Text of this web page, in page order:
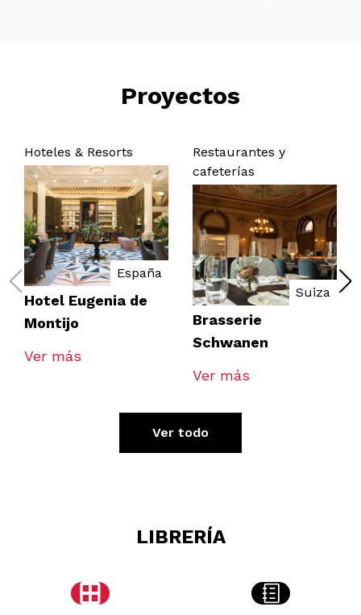
Proyectos
Hoteles & Resorts
España
Hotel Eugenia de
Montijo
Ver más
Restaurantes y
cafeterías
Suiza
Brasserie
Schwanen
Ver más
Ver todo
LIBRERÍA